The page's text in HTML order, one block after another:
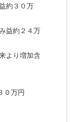
約３０万
益約２４万
より増加含
０万円